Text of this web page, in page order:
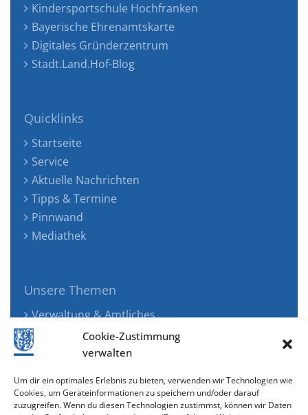
Cookie-Zustimmung
verwalten
Um dir ein optimales Erlebnis zu bieten, verwenden wir Technologien wie
Cookies, um Geräteinformationen zu speichern und/oder darauf
zuzugreifen. Wenn du diesen Technologien zustimmst, können wir Daten
Kindersportschule Hochfranken
Bayerische Ehrenamtskarte
Digitales Gründerzentrum
Stadt.Land.Hof-Blog
Quicklinks
Startseite
Service
Aktuelle Nachrichten
Tipps & Termine
Pinnwand
Mediathek
Unsere Themen
Verwaltung & Amtliches
Jugend, Familie & Gesundheit
Tourismus, Freizeit & Ökologie
Wirtschaft & Verkehr
Senioren & Inklusion